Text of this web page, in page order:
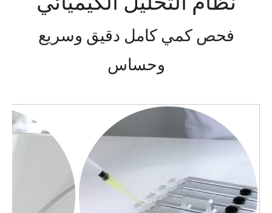
فحص كمي كامل دقيق وسريع
وحساس